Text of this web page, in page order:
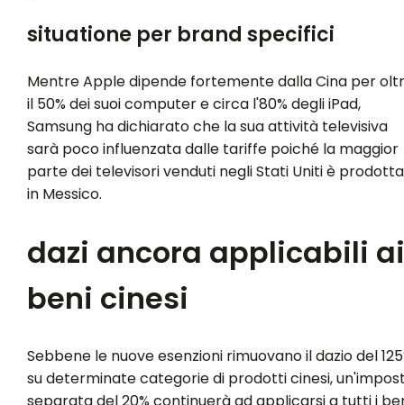
situatione per brand specifici
Mentre Apple dipende fortemente dalla Cina per
il 50% dei suoi computer e circa l'80% degli iPad,
Samsung ha dichiarato che la sua attività televisiva
sarà poco influenzata dalle tariffe poiché la maggior
parte dei televisori venduti negli Stati Uniti è prodotta
in Messico.
dazi ancora applicabili ai
beni cinesi
Sebbene le nuove esenzioni rimuovano il dazio del
su determinate categorie di prodotti cinesi,